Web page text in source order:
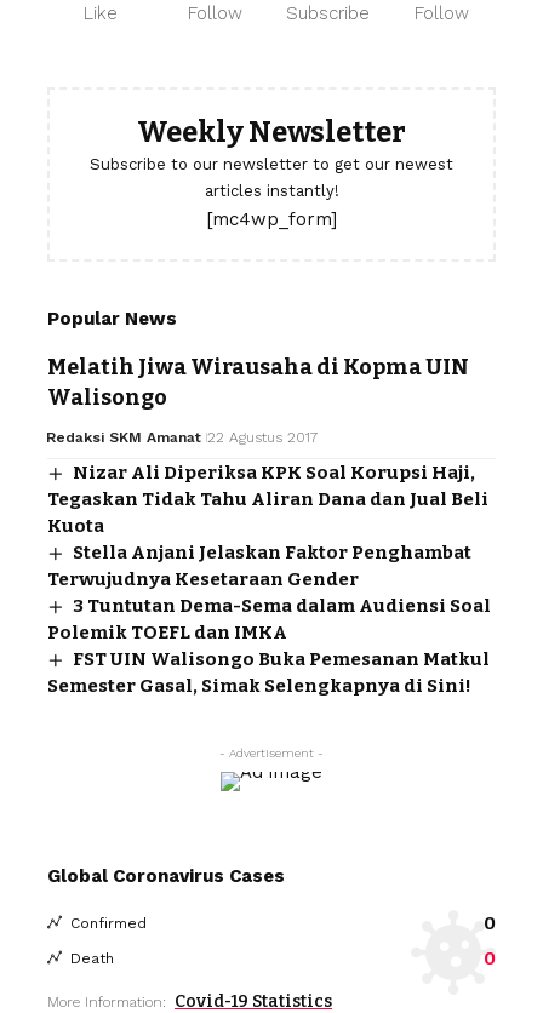
Like Follow Subscribe Follow
Weekly Newsletter
Subscribe to our newsletter to get our newest
articles instantly!
[mc4wp_form]
Popular News
Melatih Jiwa Wirausaha di Kopma UIN
Walisongo
Redaksi SKM Amanat 22 Agustus 2017
Nizar Ali Diperiksa KPK Soal Korupsi Haji,
Tegaskan Tidak Tahu Aliran Dana dan Jual Beli
Kuota
Stella Anjani Jelaskan Faktor Penghambat
Terwujudnya Kesetaraan Gender
3 Tuntutan Dema-Sema dalam Audiensi Soal
Polemik TOEFL dan IMKA
FST UIN Walisongo Buka Pemesanan Matkul
Semester Gasal, Simak Selengkapnya di Sini!
- Advertisement -
Global Coronavirus Cases
Confirmed 0
Death 0
More Information: Covid-19 Statistics